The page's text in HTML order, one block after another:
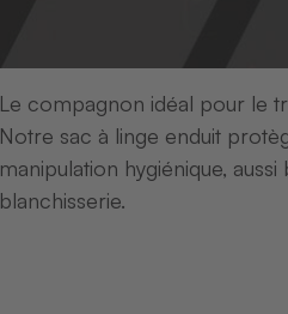
Le compagnon idéal pour le
Notre sac à linge enduit
manipulation hygiénique,
blanchisserie.